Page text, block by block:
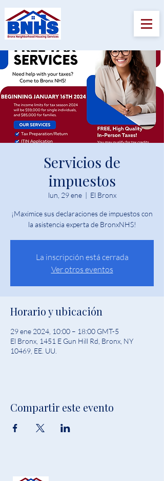
Servicios de
impuestos
lun, 29 ene
  |
El Bronx
¡Maximice sus declaraciones de impuestos con
la asistencia experta de BronxNHS!
La inscripción está cerrada
Ver otros eventos
Horario y ubicación
29 ene 2024, 10:00 – 18:00 GMT-5
El Bronx, 1451 E Gun Hill Rd, Bronx, NY
10469, EE. UU.
Compartir este evento